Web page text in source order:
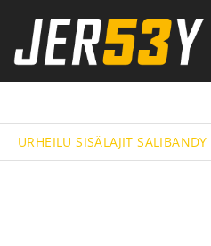
URHEILU SISÄLAJIT SALIBANDY